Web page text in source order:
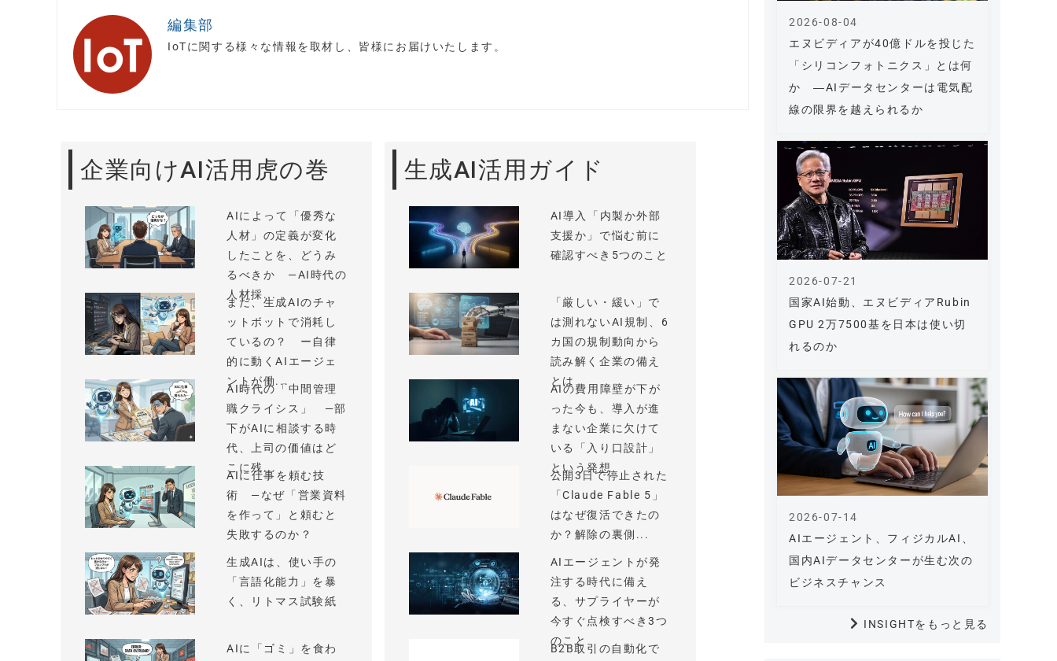
編集部
IoTに関する様々な情報を取材し、皆様にお届けいたします。
企業向けAI活用虎の巻
AIによって「優秀な
人材」の定義が変化
したことを、どうみ
るべきか —AI時代の
人材採...
まだ、生成AIのチャ
ットボットで消耗し
ているの？ ー自律
的に動くAIエージェ
ントが働...
AI時代の「中間管理
職クライシス」 —部
下がAIに相談する時
代、上司の価値はど
こに残...
AIに仕事を頼む技
術 —なぜ「営業資料
を作って」と頼むと
失敗するのか？
生成AIは、使い手の
「言語化能力」を暴
く、リトマス試験紙
AIに「ゴミ」を食わ
生成AI活用ガイド
AI導入「内製か外部
支援か」で悩む前に
確認すべき5つのこと
「厳しい・緩い」で
は測れないAI規制、6
カ国の規制動向から
読み解く企業の備え
とは
AIの費用障壁が下が
った今も、導入が進
まない企業に欠けて
いる「入り口設計」
という発想
公開3日で停止された
「Claude Fable 5」
はなぜ復活できたの
か？解除の裏側...
AIエージェントが発
注する時代に備え
る、サプライヤーが
今すぐ点検すべき3つ
のこと
B2B取引の自動化で
エヌビディアが40億ドルを投じた
「シリコンフォトニクス」とは何
か ―AIデータセンターは電気配
線の限界を越えられるか
2026-08-04
国家AI始動、エヌビディアRubin
GPU 2万7500基を日本は使い切
れるのか
2026-07-21
AIエージェント、フィジカルAI、
国内AIデータセンターが生む次の
ビジネスチャンス
2026-07-14
INSIGHTをもっと見る